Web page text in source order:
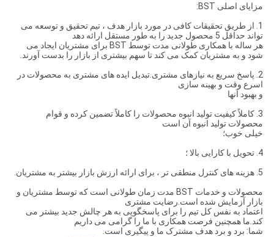
مزایای اصلی BST:
1. از طریق تحقیقات کافی در مورد بازار هدف ، تیم تحقیق و توسعه می
تواند حداقل 5 محصول جدید را به طور مستقل ارائه دهد
هر ساله با همکاری طولانی مدت توسط BST برای مشتریان ایجاد می
شود و به مشتریان کمک می کند تا سهم بیشتری از بازار را بدست آورند.
2. پاسخ سریع به نیازهای مشتری.تبدیل ایده های مشتری به محصولات در
اسرع وقت و بهینه سازی
و بهبود آنها
3. كاملاً كیفیت تولید انبوه محصولات را كاملاً تضمین كرده و قوام
محصولات تولید انبوه آن است
خیلی خوب؛
4. تحویل با کارایی بالا ؛
5. هزینه های کنترل منطقی تر ، برای ارائه ارزش بازار بیشتر به مشتریان.
محصولات و خدمات BST مدت زمان طولانی است که توسط مشتریان و
بازار آزمایش شده است.رضایت مشتری
اعتماد به نفس کل تیم را برای پاسخگویی به هر چالش جدید بیشتر می
کند.ما همچنین فرصت همکاری با ما را گرامی می داریم
شما: برد و برد هدف مشترک ما و پیگیری است.